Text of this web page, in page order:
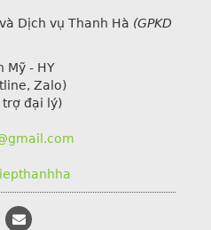
Dịch vụ Thanh Hà (GPKD
Mỹ - HY
Zalo)
trợ đại lý)